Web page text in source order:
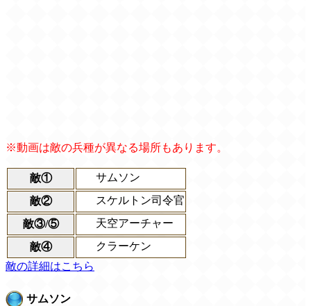
※動画は敵の兵種が異なる場所もあります。
敵①
サムソン
敵②
スケルトン司令官
敵③/⑤
天空アーチャー
敵④
クラーケン
敵の詳細はこちら
サムソン